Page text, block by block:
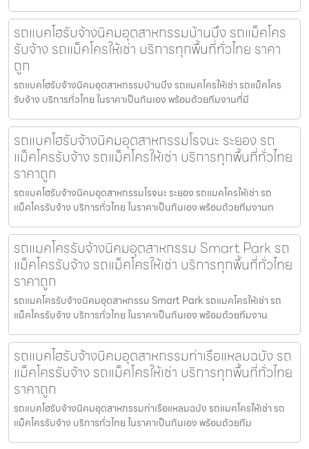
รถแบคโฮรับจ้างนิคมอุตสาหกรรมบ้านบึง รถแม็คโคร
รับจ้าง รถแม็คโครให้เช่า บริการทุกพื้นที่ทั่วไทย ราคา
ถูก
รถแบคโฮรับจ้างนิคมอุตสาหกรรมบ้านบึง รถแมคโครให้เช่า รถแม็คโคร
รับจ้าง บริการทั่วไทย ในราคาเป็นกันเอง พร้อมด้วยทีมงานที่มี
รถแบคโฮรับจ้างนิคมอุตสาหกรรมโรจนะ ระยอง รถ
แม็คโครรับจ้าง รถแม็คโครให้เช่า บริการทุกพื้นที่ทั่วไทย
ราคาถูก
รถแบคโฮรับจ้างนิคมอุตสาหกรรมโรจนะ ระยอง รถแมคโครให้เช่า รถ
แม็คโครรับจ้าง บริการทั่วไทย ในราคาเป็นกันเอง พร้อมด้วยทีมงานท
รถแมคโครรับจ้างนิคมอุตสาหกรรม Smart Park รถ
แม็คโครรับจ้าง รถแม็คโครให้เช่า บริการทุกพื้นที่ทั่วไทย
ราคาถูก
รถแมคโครรับจ้างนิคมอุตสาหกรรม Smart Park รถแมคโครให้เช่า รถ
แม็คโครรับจ้าง บริการทั่วไทย ในราคาเป็นกันเอง พร้อมด้วยทีมงาน
รถแบคโฮรับจ้างนิคมอุตสาหกรรมท่าเรือแหลมฉบัง รถ
แม็คโครรับจ้าง รถแม็คโครให้เช่า บริการทุกพื้นที่ทั่วไทย
ราคาถูก
รถแบคโฮรับจ้างนิคมอุตสาหกรรมท่าเรือแหลมฉบัง รถแมคโครให้เช่า รถ
แม็คโครรับจ้าง บริการทั่วไทย ในราคาเป็นกันเอง พร้อมด้วยทีม